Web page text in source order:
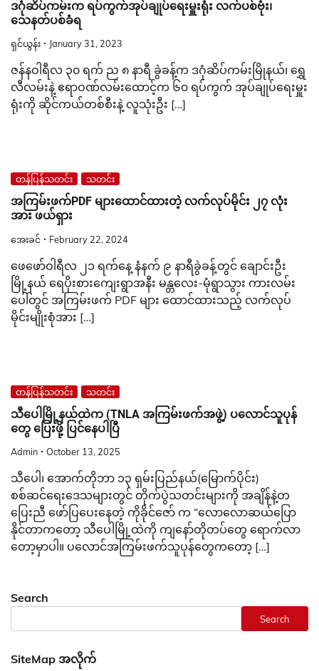
ဒဂုံဆိပ်ကမ်းက ရပ်ကွက်အုပ်ချုပ်ရေးမှူးရုံး လက်ပစ်ဗုံး၊
သေနတ်ပစ်ခံရ
ရှင်ယွန်း January 31, 2023
ဇန်နဝါရီလ ၃၀ ရက် ည ၈ နာရီ ခွဲခန့်က ဒဂုံဆိပ်ကမ်းမြိုနယ်၊ ရွှေ
လီလမ်းနဲ့ ဧရာဝဏ်လမ်းထောင့်က ၆၀ ရပ်ကွက် အုပ်ချုပ်ရေးမှူး
ရုံးကို ဆိုင်ကယ်တစ်စီးနဲ့ လူသုံးဦး […]
တန်ပြန်သတင်း သတင်း
အကြမ်းဖက်PDF များထောင်ထားတဲ့ လက်လုပ်မိုင်း ၂၇ လုံး
အား ဖယ်ရှား
အေးခင် February 22, 2024
ဖေဖော်ဝါရီလ ၂၁ ရက်နေ့ နံနက် ၉ နာရီခွဲခန့်တွင် ချောင်းဦး
မြို့နယ် ရေပိုးစားကျေးရွာအနီး မန္တလေး-မုံရွာသွား ကားလမ်း
ပေါ်တွင် အကြမ်းဖက် PDF များ ထောင်ထားသည့် လက်လုပ်
မိုင်းမျိုးစုံအား […]
တန်ပြန်သတင်း သတင်း
သီပေါမြို့နယ်ထဲက (TNLA အကြမ်းဖက်အဖွဲ့) ပလောင်သူပုန်
တွေ ပြေးဖို့ ပြင်နေပါပြီ
Admin October 13, 2025
သီပေါ၊ အောက်တိုဘာ ၁၃ ရှမ်းပြည်နယ်(မြောက်ပိုင်း)
စစ်ဆင်ရေးဒေသများတွင် တိုက်ပွဲသတင်းများကို အချိန်နဲ့တ
ပြေးညီ ဖော်ပြပေးနေတဲ့ ကိုခိုင်ဇော် က “လောလောဆယ်ပြော
နိုင်တာကတော့ သီပေါမြို့ထဲကို ကျနော်တိုတပ်တွေ ရောက်လာ
တော့မှာပါ။ ပလောင်အကြမ်းဖက်သူပုန်တွေကတော့ […]
Search
Search
SiteMap အလိုက်